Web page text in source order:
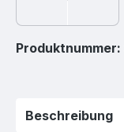
Produktnummer:
Beschreibung